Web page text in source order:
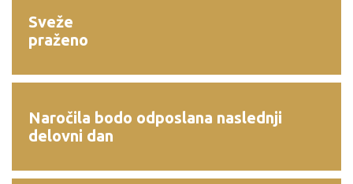
Sveže
praženo
Naročila bodo odposlana naslednji
delovni dan